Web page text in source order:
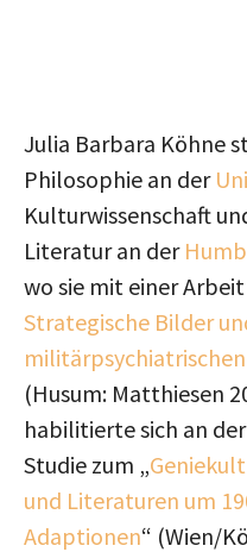
Julia Barbara Köhne
Philosophie an der
Kulturwissenschaft
Literatur an der
wo sie mit einer Arbeit
Strategische Bilder
militärpsychiatrischen
(Husum: Matthiesen
habilitierte sich an der
Studie zum „
und Literaturen um
Adaptionen“ (Wien/